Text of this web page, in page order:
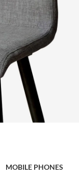
MOBILE PHONES